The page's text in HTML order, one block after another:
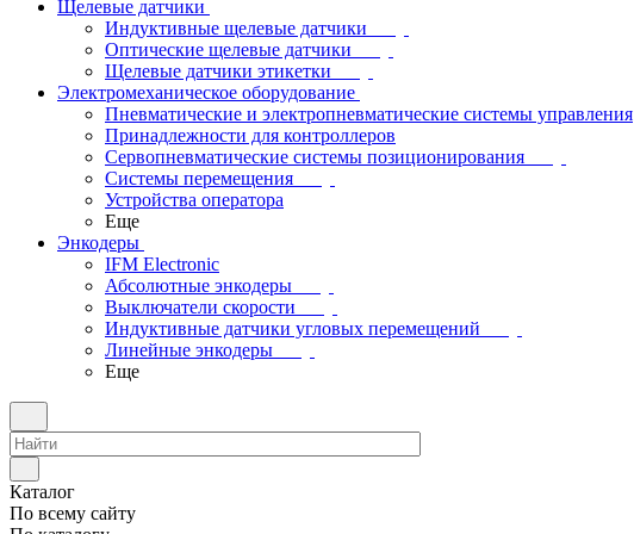
Щелевые датчики
Индуктивные щелевые датчики
Оптические щелевые датчики
Щелевые датчики этикетки
Электромеханическое оборудование
Пневматические и электропневматические системы управления
Принадлежности для контроллеров
Сервопневматические системы позиционирования
Системы перемещения
Устройства оператора
Еще
Энкодеры
IFM Electronic
Абсолютные энкодеры
Выключатели скорости
Индуктивные датчики угловых перемещений
Линейные энкодеры
Еще
Каталог
По всему сайту